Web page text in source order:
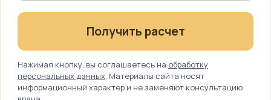
Получить расчет
Нажимая кнопку, вы соглашаетесь на обработку
персональных данных. Материалы сайта носят
информационный характер и не заменяют консультацию